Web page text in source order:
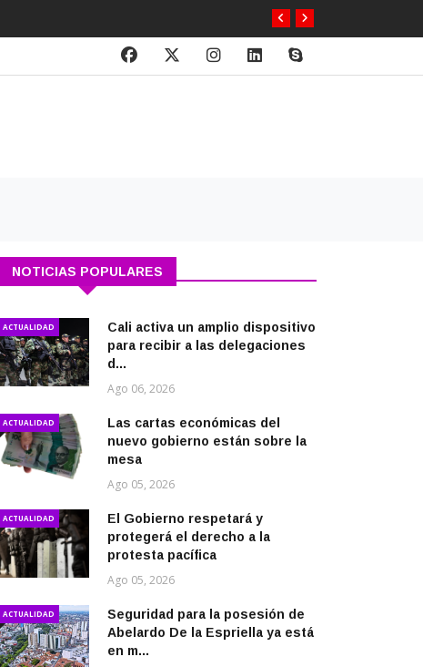
NOTICIAS POPULARES
ACTUALIDAD
Cali activa un amplio dispositivo
para recibir a las delegaciones
d...
Ago 06, 2026
ACTUALIDAD
Las cartas económicas del
nuevo gobierno están sobre la
mesa
Ago 05, 2026
ACTUALIDAD
El Gobierno respetará y
protegerá el derecho a la
protesta pacífica
Ago 05, 2026
ACTUALIDAD
Seguridad para la posesión de
Abelardo De la Espriella ya está
en m...